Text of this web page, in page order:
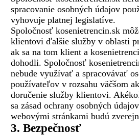
spracovanie osobných údajov
vyhovuje platnej legislatíve.
Spoločnosť kosenietrencin.sk
klientovi ďalšie služby v oblasti
ak sa na tom klient a
dohodli. Spoločnosť
nebude využívať a spracovávať
používateľov v rozsahu väčšom
doručenie služby klientovi.
sa zásad ochrany osobných
webovými stránkami budú
3. Bezpečnosť